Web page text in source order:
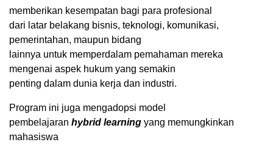
memberikan kesempatan bagi para profesional
dari latar belakang bisnis, teknologi, komunikasi,
pemerintahan, maupun bidang
lainnya untuk memperdalam pemahaman mereka
mengenai aspek hukum yang semakin
penting dalam dunia kerja dan industri.
Program ini juga mengadopsi model
pembelajaran hybrid learning yang memungkinkan
mahasiswa